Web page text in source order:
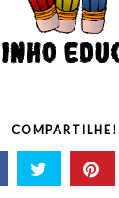
COMPARTILHE!